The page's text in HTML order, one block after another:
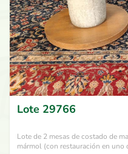
Lote 29766
Lote de 2 mesas de costado de
mármol (con restauración en uno